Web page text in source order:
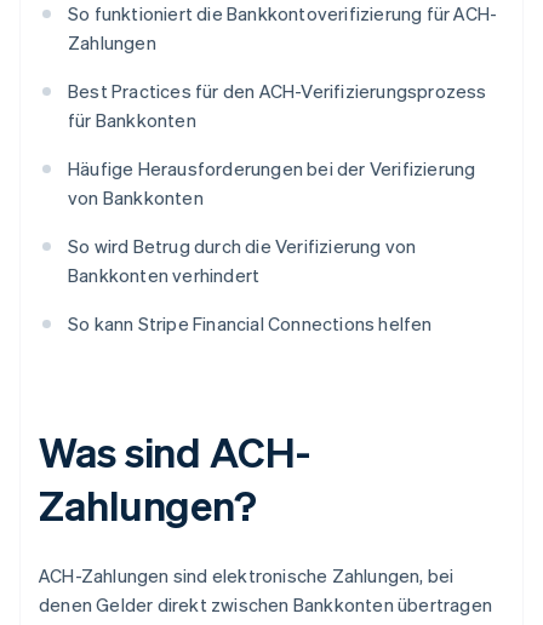
So funktioniert die Bankkontoverifizierung für ACH-
Zahlungen
Best Practices für den ACH-Verifizierungsprozess
für Bankkonten
Häufige Herausforderungen bei der Verifizierung
von Bankkonten
So wird Betrug durch die Verifizierung von
Bankkonten verhindert
So kann Stripe Financial Connections helfen
Was sind ACH-
Zahlungen?
ACH-Zahlungen sind elektronische Zahlungen, bei
denen Gelder direkt zwischen Bankkonten übertragen